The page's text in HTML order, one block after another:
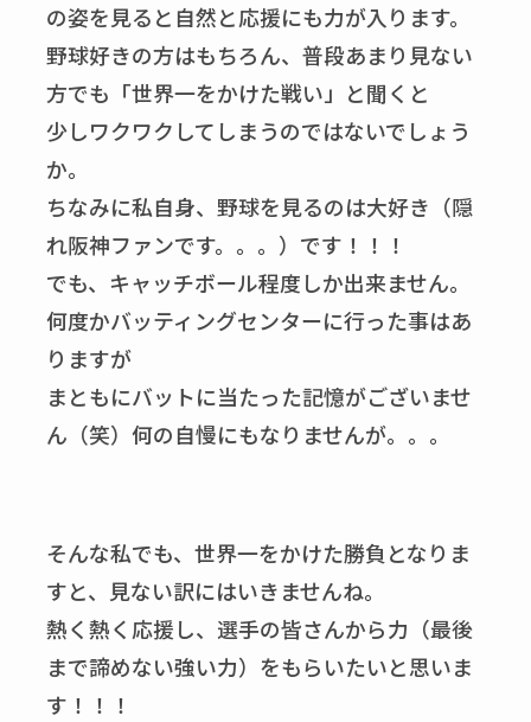
の姿を見ると自然と応援にも力が入ります。
野球好きの方はもちろん、普段あまり見ない
方でも「世界一をかけた戦い」と聞くと
少しワクワクしてしまうのではないでしょう
か。
ちなみに私自身、野球を見るのは大好き（隠
れ阪神ファンです。。。）です！！！
でも、キャッチボール程度しか出来ません。
何度かバッティングセンターに行った事はあ
りますが
まともにバットに当たった記憶がございませ
ん（笑）何の自慢にもなりませんが。。。
そんな私でも、世界一をかけた勝負となりま
すと、見ない訳にはいきませんね。
熱く熱く応援し、選手の皆さんから力（最後
まで諦めない強い力）をもらいたいと思いま
す！！！